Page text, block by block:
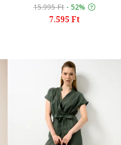
15.995 Ft - 52%
7.595 Ft